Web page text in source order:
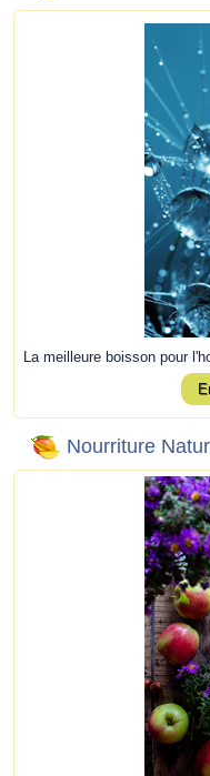
La meilleure boisson pour
Nourriture